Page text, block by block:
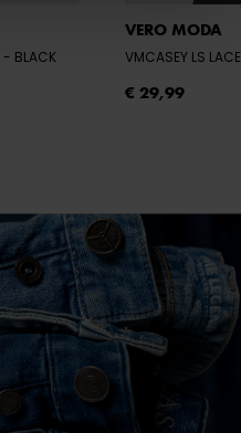
- BLACK
VERO MODA
VMCASEY LS
€ 29,99